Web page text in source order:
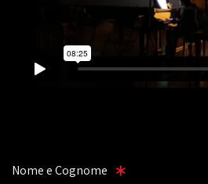
Nome e Cognome